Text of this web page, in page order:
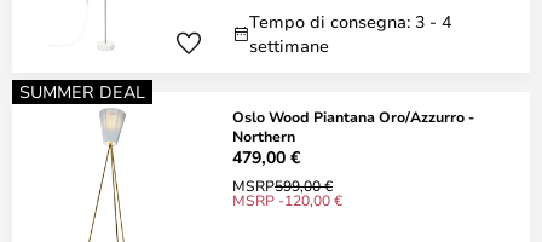
Tempo di consegna: 3 - 4
settimane
SUMMER DEAL
Oslo Wood Piantana Oro/Azzurro -
Northern
479,00 €
MSRP599,00 €
MSRP -120,00 €